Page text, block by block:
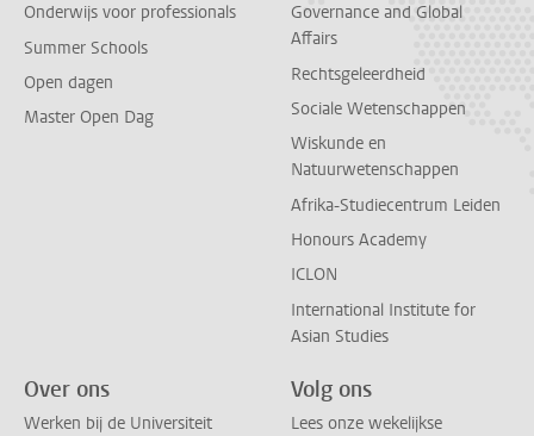
Onderwijs voor professionals
Summer Schools
Open dagen
Master Open Dag
Governance and Global
Affairs
Rechtsgeleerdheid
Sociale Wetenschappen
Wiskunde en
Natuurwetenschappen
Afrika-Studiecentrum Leiden
Honours Academy
ICLON
International Institute for
Asian Studies
Over ons
Werken bij de Universiteit
Volg ons
Lees onze wekelijkse